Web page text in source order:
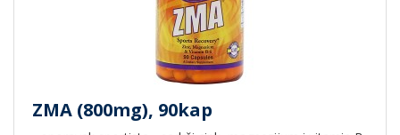
ZMA (800mg), 90kap